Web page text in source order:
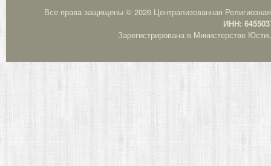
Все права защищены © 2026 Централизованная
ИНН:
Зарегистрирована в Министерстве